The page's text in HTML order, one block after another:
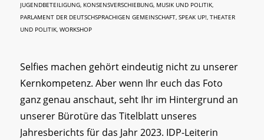
JUGENDBETEILIGUNG, KONSENSVERSCHIEBUNG, MUSIK UND POLITIK,
PARLAMENT DER DEUTSCHSPRACHIGEN GEMEINSCHAFT, SPEAK UP!, THEATER
UND POLITIK, WORKSHOP
Selfies machen gehört eindeutig nicht zu unserer
Kernkompetenz. Aber wenn Ihr euch das Foto
ganz genau anschaut, seht Ihr im Hintergrund an
unserer Bürotüre das Titelblatt unseres
Jahresberichts für das Jahr 2023. IDP-Leiterin